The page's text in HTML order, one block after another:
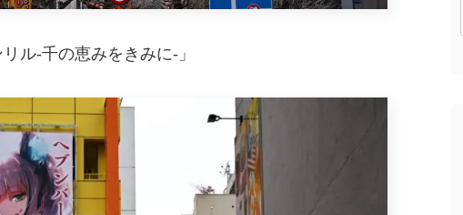
ル-千の恵みをきみに-」